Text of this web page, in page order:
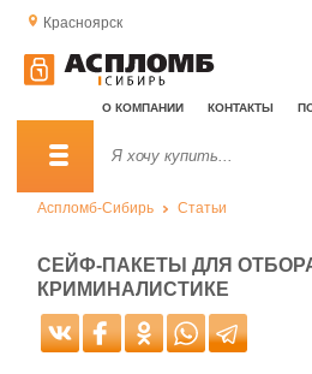
Красноярск
О КОМПАНИИ КОНТАКТЫ
Аспломб-Сибирь Статьи
СЕЙФ-ПАКЕТЫ ДЛЯ
КРИМИНАЛИСТИКЕ